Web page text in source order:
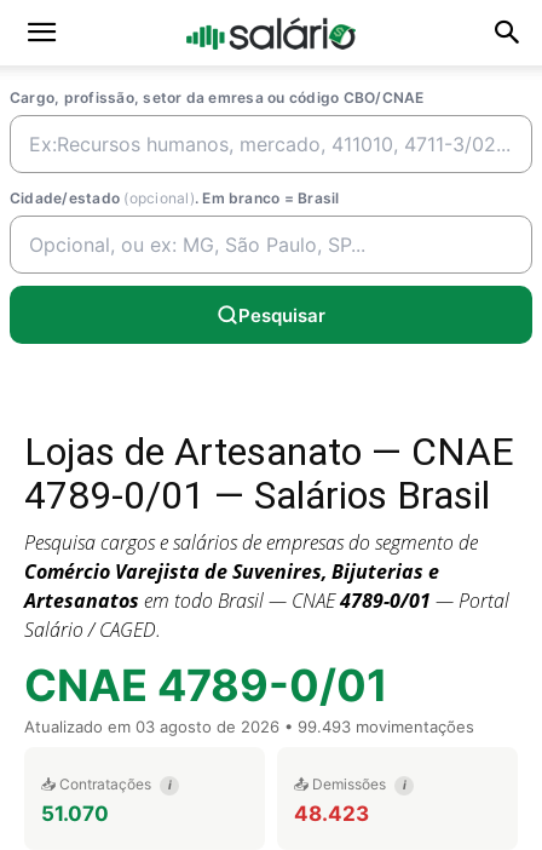
Cargo, profissão, setor da emresa ou código CBO/CNAE
Cidade/estado (opcional). Em branco = Brasil
Pesquisar
Lojas de Artesanato — CNAE
4789-0/01 — Salários Brasil
Pesquisa cargos e salários de empresas do segmento de
Comércio Varejista de Suvenires, Bijuterias e
Artesanatos em todo Brasil — CNAE4789-0/01 — Portal
Salário / CAGED.
CNAE 4789-0/01
Atualizado em 03 agosto de 2026 • 99.493 movimentações
📥 Contratações i
51.070
📤 Demissões i
48.423